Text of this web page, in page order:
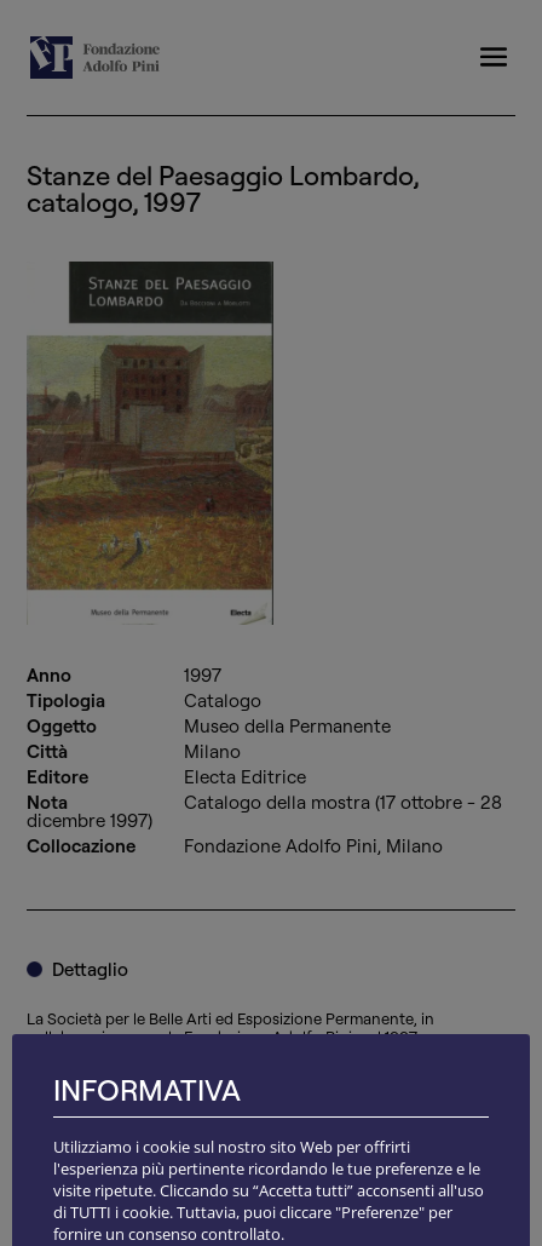
Stanze del Paesaggio Lombardo,
catalogo, 1997
Anno
1997
Tipologia
Catalogo
Oggetto
Museo della Permanente
Città
Milano
Editore
Electa Editrice
Nota
Catalogo della mostra (17 ottobre - 28
dicembre 1997)
Collocazione
Fondazione Adolfo Pini, Milano
Dettaglio
La Società per le Belle Arti ed Esposizione Permanente, in
collaborazione con la Fondazione Adolfo Pini, nel 1997
NEWSLETTER
INFORMATIVA
Utilizziamo i cookie sul nostro sito Web per offrirti
l'esperienza più pertinente ricordando le tue preferenze e le
visite ripetute. Cliccando su “Accetta tutti” acconsenti all'uso
di TUTTI i cookie. Tuttavia, puoi cliccare "Preferenze" per
fornire un consenso controllato.